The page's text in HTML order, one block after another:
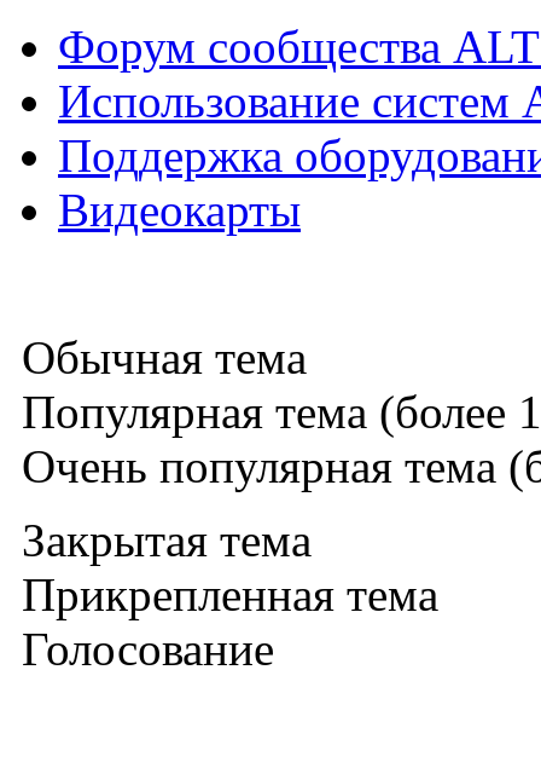
Форум сообщества
Использование систем
Поддержка
Видеокарты
Обычная тема
Популярная тема (более
Очень популярная тема
Закрытая тема
Прикрепленная тема
Голосование